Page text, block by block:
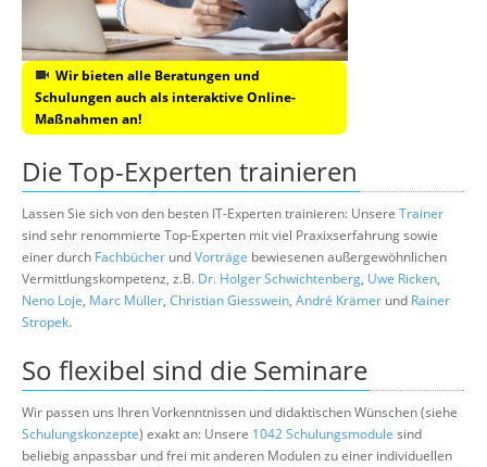
Wir bieten alle Beratungen und
Schulungen auch als interaktive Online-
Maßnahmen an!
Die Top-Experten trainieren
Lassen Sie sich von den besten IT-Experten trainieren: Unsere Trainer
sind sehr renommierte Top-Experten mit viel Praxixserfahrung sowie
einer durch Fachbücher undVorträge bewiesenen außergewöhnlichen
Vermittlungskompetenz, z.B. Dr. Holger Schwichtenberg, Uwe Ricken,
Neno Loje, Marc Müller, Christian Giesswein, André Krämer und Rainer
Stropek.
So flexibel sind die Seminare
Wir passen uns Ihren Vorkenntnissen und didaktischen Wünschen (siehe
Schulungskonzepte) exakt an: Unsere 1042 Schulungsmodule sind
beliebig anpassbar und frei mit anderen Modulen zu einer individuellen